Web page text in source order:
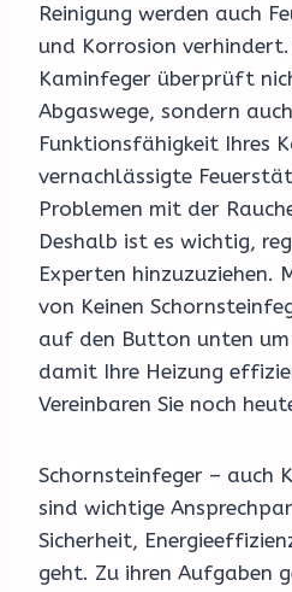
Reinigung werden auch
und Korrosion
Kaminfeger überprüft
Abgaswege, sondern
Funktionsfähigkeit Ihres
vernachlässigte
Problemen mit der
Deshalb ist es wichtig,
Experten hinzuzuziehen.
von Keinen
auf den Button unten um
damit Ihre Heizung
Vereinbaren Sie noch
Schornsteinfeger – auch
sind wichtige
Sicherheit,
geht. Zu ihren Aufgaben